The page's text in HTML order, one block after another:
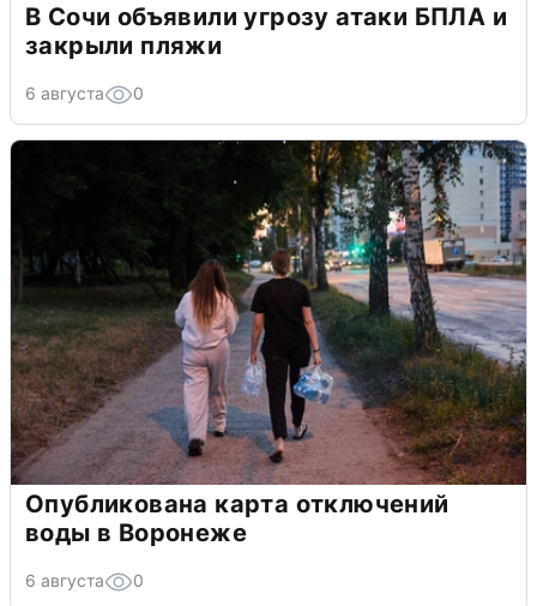
В Сочи объявили угрозу атаки БПЛА и
закрыли пляжи
6 августа 0
Опубликована карта отключений
воды в Воронеже
6 августа 0